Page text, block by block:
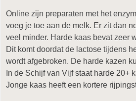
Online zijn preparaten met het
voeg je toe aan de melk. Er zit dan
veel minder. Harde kaas bevat zeer
Dit komt doordat de lactose tijdens
wordt afgebroken. De harde kazen
In de Schijf van Vijf staat harde 20+
Jonge kaas heeft een kortere